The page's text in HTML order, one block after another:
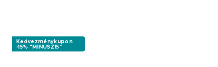
Kedvezménykupon
-15% "MINUSZ15"